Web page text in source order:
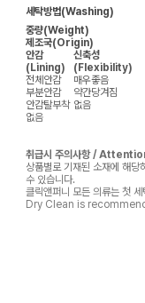
세탁방법(Washing)
중량(Weight)
제조국(Origin)
안감
(Lining)
신축성
(Flexibility)
전체안감
매우좋음
부분안감
약간당겨짐
안감탈부착 없음
없음
취급시 주의사항 /
상품별로 기재된 소재에 해당
수 있습니다.
클릭앤퍼니 모든 의류는 첫
Dry Clean is